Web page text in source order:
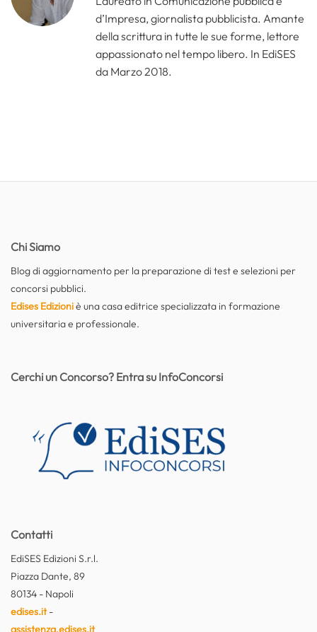
d’Impresa, giornalista pubblicista. Amante
della scrittura in tutte le sue forme, lettore
appassionato nel tempo libero. In EdiSES
da Marzo 2018.
Chi Siamo
Blog di aggiornamento per la preparazione di test e selezioni per
concorsi pubblici.
Edises Edizioniè una casa editrice specializzata in formazione
universitaria e professionale.
Contatti
EdiSES Edizioni S.r.l.
Piazza Dante, 89
80134 - Napoli
edises.it-
assistenza.edises.it
Cerchi un Concorso? Entra su InfoConcorsi